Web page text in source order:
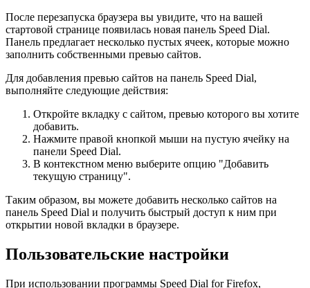
После перезапуска браузера вы увидите, что на вашей
стартовой странице появилась новая панель Speed Dial.
Панель предлагает несколько пустых ячеек, которые можно
заполнить собственными превью сайтов.
Для добавления превью сайтов на панель Speed Dial,
выполняйте следующие действия:
Откройте вкладку с сайтом, превью которого вы хотите
добавить.
Нажмите правой кнопкой мыши на пустую ячейку на
панели Speed Dial.
В контекстном меню выберите опцию "Добавить
текущую страницу".
Таким образом, вы можете добавить несколько сайтов на
панель Speed Dial и получить быстрый доступ к ним при
открытии новой вкладки в браузере.
Пользовательские настройки
При использовании программы Speed Dial for Firefox,